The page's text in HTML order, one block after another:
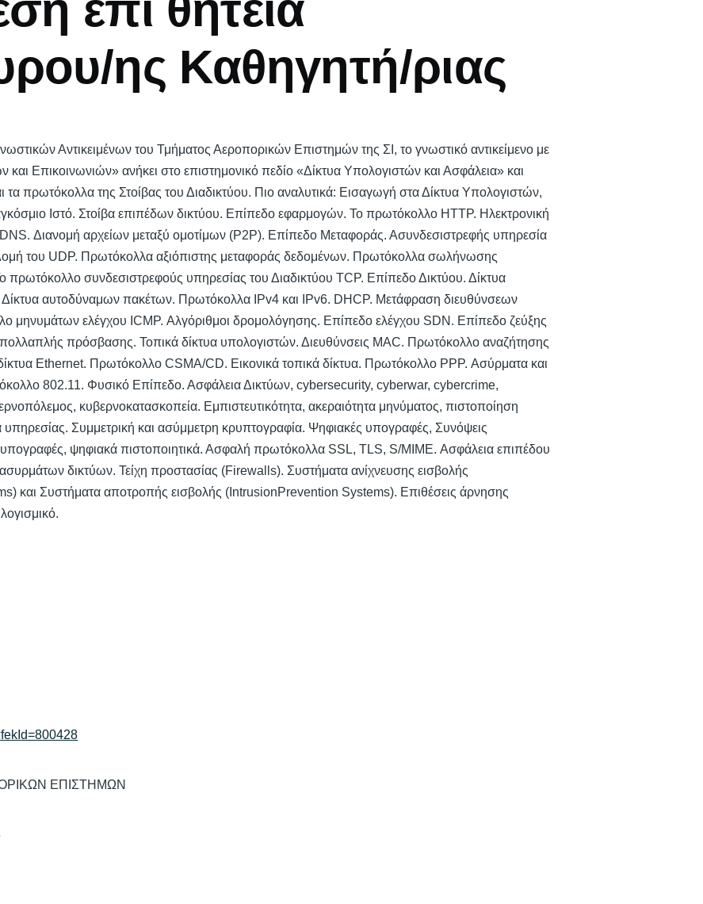
ης Καθηγητή/ριας
Αντικειμένων του Τμήματος Αεροπορικών Επιστημών της ΣΙ, το γνωστικό αντικείμενο με
και Επικοινωνιών» ανήκει στο επιστημονικό πεδίο «Δίκτυα Υπολογιστών και Ασφάλεια» και
τα πρωτόκολλα της Στοίβας του Διαδικτύου. Πιο αναλυτικά: Εισαγωγή στα Δίκτυα Υπολογιστών,
Ιστό. Στοίβα επιπέδων δικτύου. Επίπεδο εφαρμογών. Το πρωτόκολλο HTTP. Ηλεκτρονική
Διανομή αρχείων μεταξύ ομοτίμων (P2P). Επίπεδο Μεταφοράς. Ασυνδεσιστρεφής υπηρεσία
του UDP. Πρωτόκολλα αξιόπιστης μεταφοράς δεδομένων. Πρωτόκολλα σωλήνωσης
συνδεσιστρεφούς υπηρεσίας του Διαδικτύου TCP. Επίπεδο Δικτύου. Δίκτυα
Δίκτυα αυτοδύναμων πακέτων. Πρωτόκολλα ΙPv4 και ΙPv6. DHCP. Μετάφραση διευθύνσεων
μηνυμάτων ελέγχου ICMP. Αλγόριθμοι δρομολόγησης. Επίπεδο ελέγχου SDN. Επίπεδο ζεύξης
πρόσβασης. Τοπικά δίκτυα υπολογιστών. Διευθύνσεις MAC. Πρωτόκολλο αναζήτησης
Ethernet. Πρωτόκολλο CSMA/CD. Εικονικά τοπικά δίκτυα. Πρωτόκολλο PPP. Ασύρματα και
802.11. Φυσικό Επίπεδο. Ασφάλεια Δικτύων, cybersecurity, cyberwar, cybercrime,
κυβερνοκατασκοπεία. Εμπιστευτικότητα, ακεραιότητα μηνύματος, πιστοποίηση
υπηρεσίας. Συμμετρική και ασύμμετρη κρυπτογραφία. Ψηφιακές υπογραφές, Συνόψεις
υπογραφές, ψηφιακά πιστοποιητικά. Ασφαλή πρωτόκολλα SSL, TLS, S/MIME. Ασφάλεια επιπέδου
δικτύων. Τείχη προστασίας (Firewalls). Συστήματα ανίχνευσης εισβολής
και Συστήματα αποτροπής εισβολής (IntrusionPrevention Systems). Επιθέσεις άρνησης
ΕΠΙΣΤΗΜΩΝ